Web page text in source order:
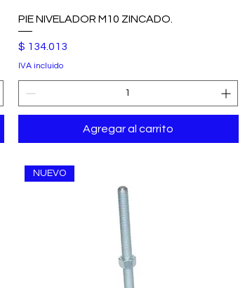
PIE NIVELADOR M10 ZINCADO.
Precio
$ 134.013
IVA incluido
Agregar al carrito
NUEVO